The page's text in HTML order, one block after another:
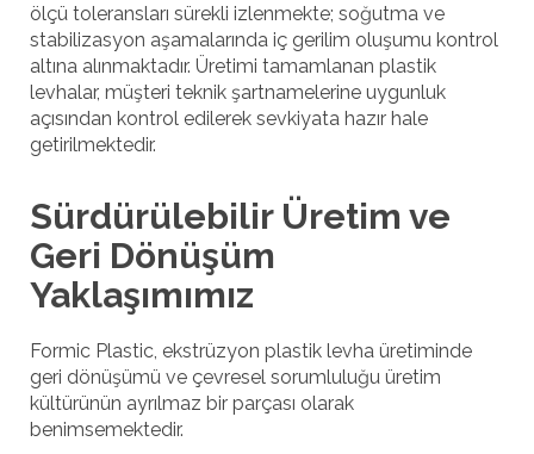
ölçü toleransları sürekli izlenmekte; soğutma ve
stabilizasyon aşamalarında iç gerilim oluşumu kontrol
altına alınmaktadır. Üretimi tamamlanan plastik
levhalar, müşteri teknik şartnamelerine uygunluk
açısından kontrol edilerek sevkiyata hazır hale
getirilmektedir.
Sürdürülebilir Üretim ve
Geri Dönüşüm
Yaklaşımımız
Formic Plastic, ekstrüzyon plastik levha üretiminde
geri dönüşümü ve çevresel sorumluluğu üretim
kültürünün ayrılmaz bir parçası olarak
benimsemektedir.